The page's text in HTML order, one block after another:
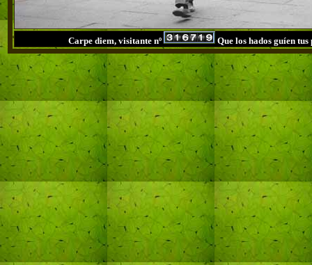
Carpe diem, visitante nº Que los hados guíen tus